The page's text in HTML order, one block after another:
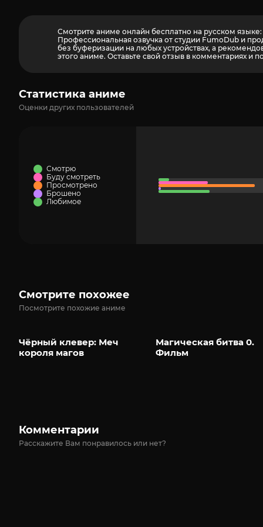
Смотрите аниме онлайн бесплатно на русском
Профессиональная озвучка от студии FumoDub и
без буферизации на любых устройствах, а
этого аниме. Оставьте свой отзыв в комментариях и
Статистика аниме
Оценки других пользователей
Смотрю
Буду смотреть
Просмотрено
Брошено
Любимое
Смотрите похожее
Посмотрите похожие аниме
Чёрный клевер: Меч
короля магов
Магическая битва 0.
Фильм
Комментарии
Расскажите Вам понравилось или нет?